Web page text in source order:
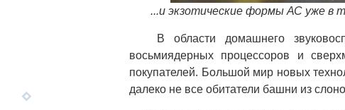
...и экзотические формы АС уже в
В области домашнего
восьмиядерных процессоров и
покупателей. Большой мир новых
далеко не все обитатели башни из